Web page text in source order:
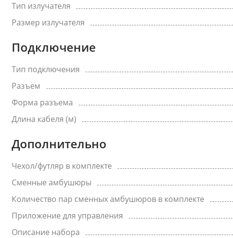
Тип излучателя
Размер излучателя
Подключение
Тип подключения
Разъем
Форма разъема
Длина кабеля (м)
Дополнительно
Чехол/футляр в комплекте
Сменные амбушюры
Количество пар сменных амбушюров в комплекте
Приложение для управления
Описание набора